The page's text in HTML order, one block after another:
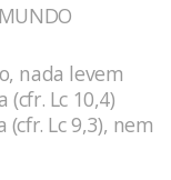
nada levem
(cfr. Lc 10,4)
Lc 9,3), nem